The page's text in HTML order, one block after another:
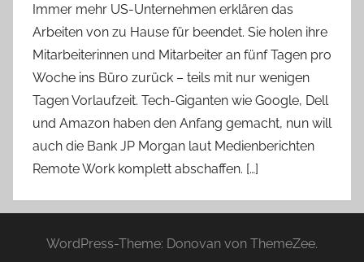
Immer mehr US-Unternehmen erklären das
Arbeiten von zu Hause für beendet. Sie holen ihre
Mitarbeiterinnen und Mitarbeiter an fünf Tagen pro
Woche ins Büro zurück – teils mit nur wenigen
Tagen Vorlaufzeit. Tech-Giganten wie Google, Dell
und Amazon haben den Anfang gemacht, nun will
auch die Bank JP Morgan laut Medienberichten
Remote Work komplett abschaffen. […]
WordPress-Theme: Donovan von ThemeZee.